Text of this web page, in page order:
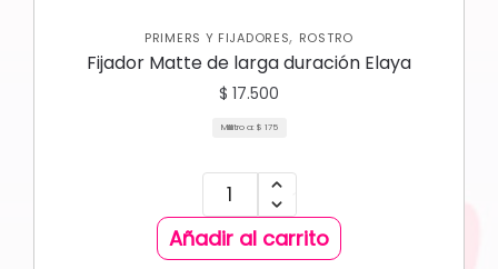
PRIMERS Y FIJADORES, ROSTRO
Fijador Matte de larga duración Elaya
$ 17.500
Mililitro a: $ 175
Añadir al carrito